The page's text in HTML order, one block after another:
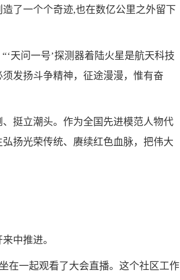
了一个个奇迹,也在数亿公里之外留下
天问一号’探测器着陆火星是航天科技
发扬斗争精神，征途漫漫，惟有奋
挺立潮头。作为全国先进模范人物代
扬光荣传统、赓续红色血脉，把伟大
中推进。
在一起观看了大会直播。这个社区工作